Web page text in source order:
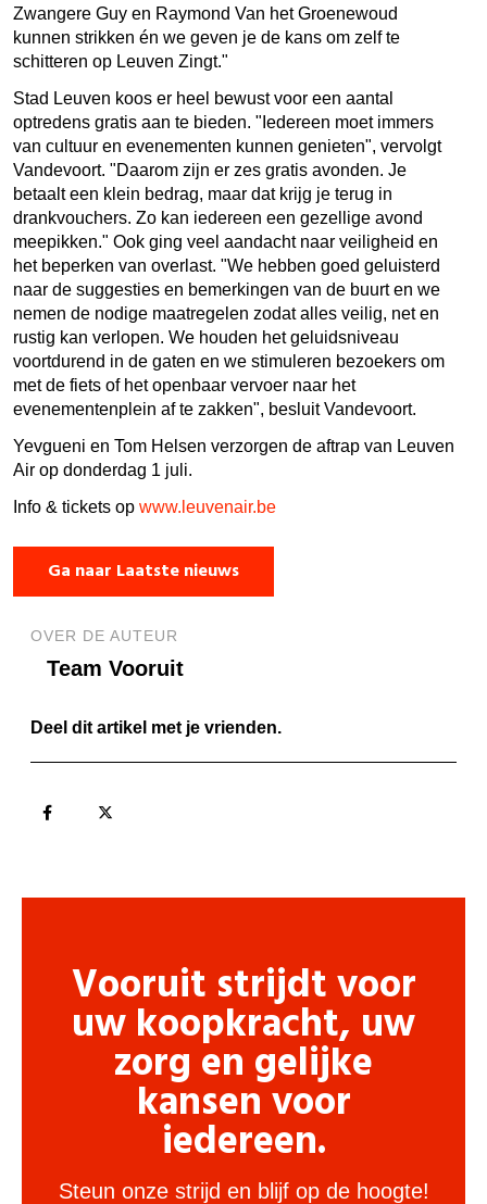
Zwangere Guy en Raymond Van het Groenewoud
kunnen strikken én we geven je de kans om zelf te
schitteren op Leuven Zingt."
Stad Leuven koos er heel bewust voor een aantal
optredens gratis aan te bieden. "Iedereen moet immers
van cultuur en evenementen kunnen genieten", vervolgt
Vandevoort. "Daarom zijn er zes gratis avonden. Je
betaalt een klein bedrag, maar dat krijg je terug in
drankvouchers. Zo kan iedereen een gezellige avond
meepikken." Ook ging veel aandacht naar veiligheid en
het beperken van overlast. "We hebben goed geluisterd
naar de suggesties en bemerkingen van de buurt en we
nemen de nodige maatregelen zodat alles veilig, net en
rustig kan verlopen. We houden het geluidsniveau
voortdurend in de gaten en we stimuleren bezoekers om
met de fiets of het openbaar vervoer naar het
evenementenplein af te zakken", besluit Vandevoort.
Yevgueni en Tom Helsen verzorgen de aftrap van Leuven
Air op donderdag 1 juli.
Info & tickets op www.leuvenair.be
Ga naar Laatste nieuws
OVER DE AUTEUR
Team Vooruit
Deel dit artikel met je vrienden.
Vooruit strijdt voor
uw koopkracht, uw
zorg en gelijke
kansen voor
iedereen.
Steun onze strijd en blijf op de hoogte!